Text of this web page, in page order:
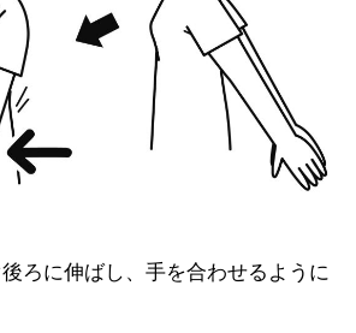
ろに伸ばし、手を合わせるように